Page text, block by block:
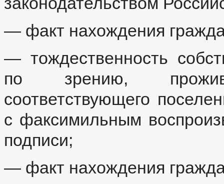
— факт нахождения
— тождественность
по зрению,
соответствующего
с факсимильным
подписи;
— факт нахождения